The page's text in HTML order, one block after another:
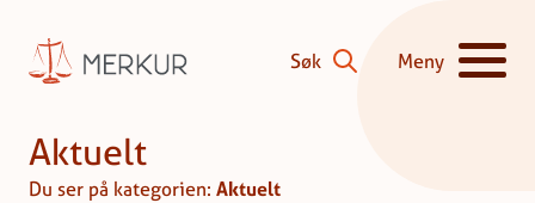
Søk
Meny
Vis/skjul
Aktuelt
Du ser på kategorien: Aktuelt